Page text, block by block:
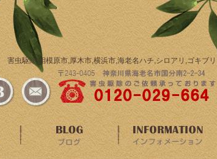
害虫駆除,相模原市,厚木市,横浜市,海老名ハチ,シロアリ,ゴキブリ